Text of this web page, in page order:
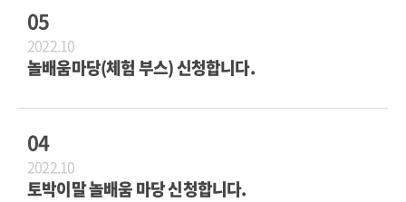
05
2022.10
놀배움마당(체험 부스) 신청합니다.
04
2022.10
토박이말 놀배움 마당 신청합니다.